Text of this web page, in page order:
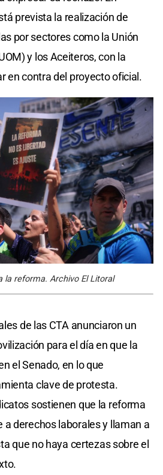
prevista la realización de
por sectores como la Unión
y los Aceiteros, con la
en contra del proyecto oficial.
la reforma. Archivo El Litoral
de las CTA anunciaron un
para el día en que la
el Senado, en lo que
clave de protesta.
sostienen que la reforma
a derechos laborales y llaman a
que no haya certezas sobre el